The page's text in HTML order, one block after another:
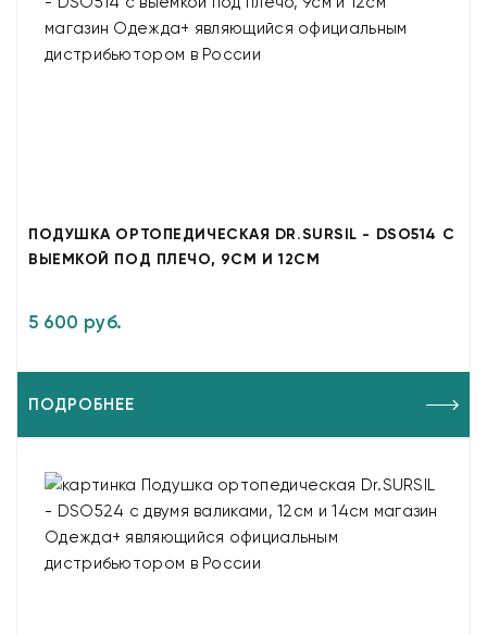
ПОДУШКА ОРТОПЕДИЧЕСКАЯ DR.SURSIL - DSO514 С
ВЫЕМКОЙ ПОД ПЛЕЧО, 9СМ И 12СМ
5 600 руб.
ПОДРОБНЕЕ